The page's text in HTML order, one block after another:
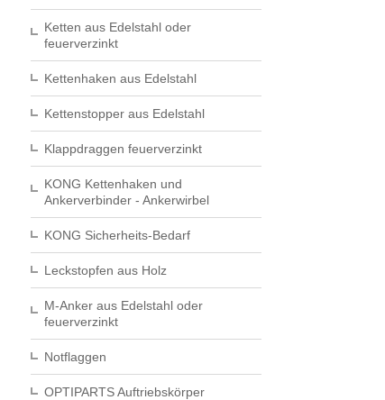
Ketten aus Edelstahl oder
feuerverzinkt
Kettenhaken aus Edelstahl
Kettenstopper aus Edelstahl
Klappdraggen feuerverzinkt
KONG Kettenhaken und
Ankerverbinder - Ankerwirbel
KONG Sicherheits-Bedarf
Leckstopfen aus Holz
M-Anker aus Edelstahl oder
feuerverzinkt
Notflaggen
OPTIPARTS Auftriebskörper